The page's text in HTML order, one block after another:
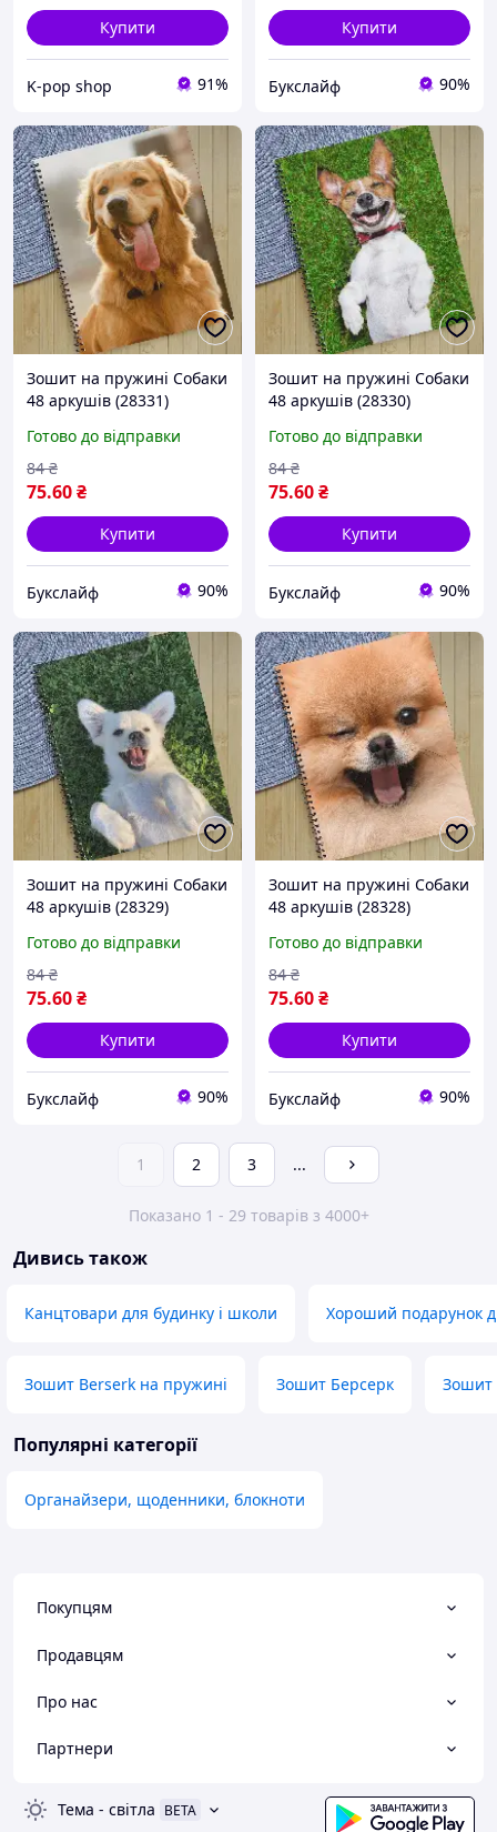
Купити
K-pop shop 91%
Купити
Букслайф 90%
Зошит на пружині Собаки
48 аркушів (28331)
Готово до відправки
75.60₴
84 ₴
Купити
Букслайф 90%
Зошит на пружині Собаки
48 аркушів (28330)
Готово до відправки
75.60₴
84 ₴
Купити
Букслайф 90%
Зошит на пружині Собаки
48 аркушів (28329)
Готово до відправки
75.60₴
84 ₴
Купити
Букслайф 90%
Зошит на пружині Собаки
48 аркушів (28328)
Готово до відправки
75.60₴
84 ₴
Купити
Букслайф 90%
1 2 3 ...
Показано 1 - 29 товарів з 4000+
Дивись також
Канцтовари для будинку і школи Хороший подарунок
Зошит Berserk на пружині Зошит Берсерк Зошит
Популярні категорії
Органайзери, щоденники, блокноти
Покупцям
Продавцям
Про нас
Партнери
Тема - світла BETA